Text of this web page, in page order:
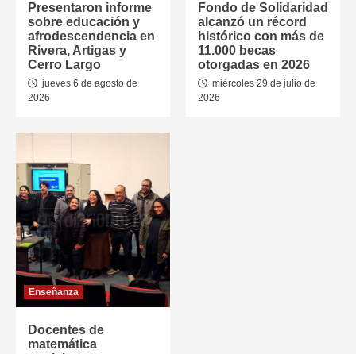
Presentaron informe
sobre educación y
afrodescendencia en
Rivera, Artigas y
Cerro Largo
jueves 6 de agosto de
2026
Fondo de Solidaridad
alcanzó un récord
histórico con más de
11.000 becas
otorgadas en 2026
miércoles 29 de julio de
2026
Enseñanza
Docentes de
matemática